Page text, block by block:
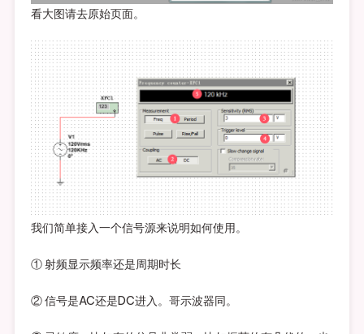
看大图请去原始页面。
我们简单接入一个信号源来说明如何使用。
① 射频显示频率还是周期时长
② 信号是AC还是DC进入。哥示波器同。